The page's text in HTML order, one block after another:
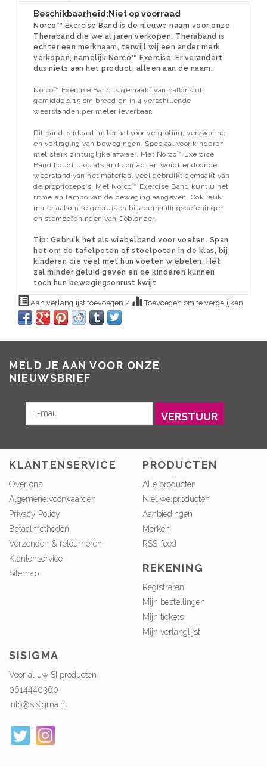
Beschikbaarheid:Niet op voorraad
Norco™ Exercise Band is de nieuwe naam voor onze
Theraband die we al jaren verkopen. Theraband is
echter een merknaam, terwijl wij een ander merk
verkopen, namelijk Norco™ Exercise. Er verandert
dus niets aan het product, alleen aan de naam.
Norco™ Exercise Band is gemaakt van ballonstof,
gemiddeld 15 cm breed en in 4 verschillende
weerstanden per meter leverbaar.
Dit band is ideaal materiaal voor vergroting, verzwaring
en vertraging van bewegingen. Speciaal voor kinderen
met sterk zintuiglijke afweer. Met Norco™ Exercise
Band houdt u op afstand contact en wordt er door de
weerstand van het materiaal veel gebruikt gemaakt van
de propriocepsis. Met Norco™ Exercise Band kunt u het
ritme en tempo van de beweging aangeven. Ook leuk
materiaal om te gebruiken bij ademhalingsoefeningen
en stemoefeningen van Coblenzer.
Tip: Gebruik het als wiebelband voor voeten. Span
het om de tafelpoten of stoelpoten in de klas, bij
kinderen die veel met hun voeten wiebelen. Het
zal minder geluid geven en de kinderen kunnen
toch hun bewegingsonrust kwijt.
Aan verlanglijst toevoegen / Toevoegen om te vergelijken
MELD JE AAN VOOR ONZE
NIEUWSBRIEF
VERSTUUR
KLANTENSERVICE
Over ons
Algemene voorwaarden
Privacy Policy
Betaalmethoden
Verzenden & retourneren
Klantenservice
Sitemap
PRODUCTEN
Alle producten
Nieuwe producten
Aanbiedingen
Merken
RSS-feed
REKENING
Registreren
Mijn bestellingen
Mijn tickets
Mijn verlanglijst
SISIGMA
Voor al uw SI producten
0614440360
info@sisigma.nl